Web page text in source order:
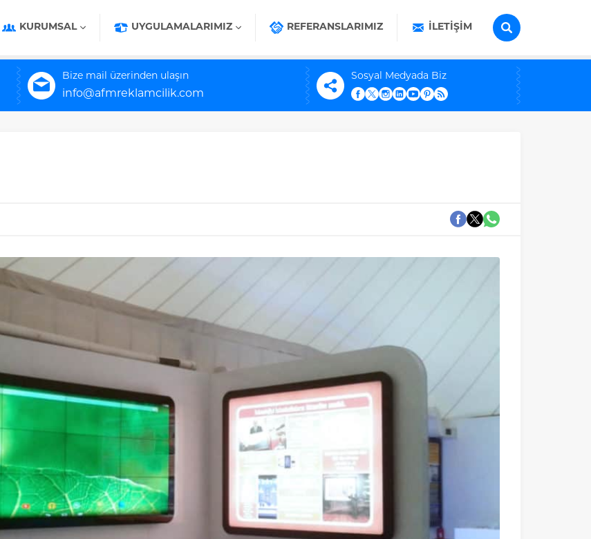
KURUMSAL UYGULAMALARIMIZ REFERANSLARIMIZ İLETIŞIM
Bize mail üzerinden ulaşın
info@afmreklamcilik.com
Sosyal Medyada Biz